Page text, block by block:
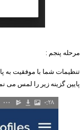
مرحله پنجم :
تنظیمات شما با موفقیت به
پایین گزینه زیر را لمس می